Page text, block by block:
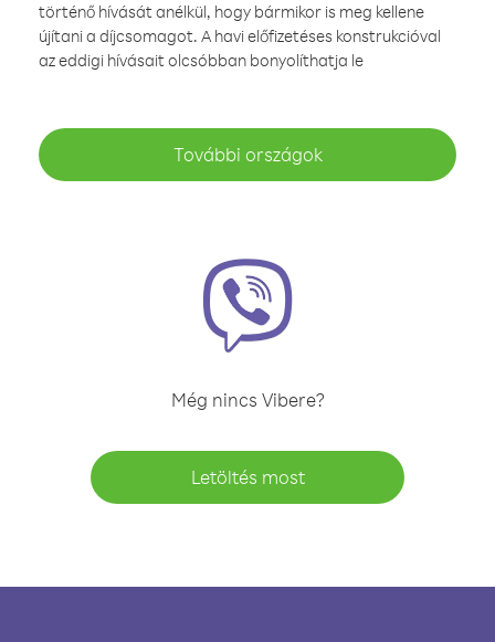
történő hívását anélkül, hogy bármikor is meg kellene
újítani a díjcsomagot. A havi előfizetéses konstrukcióval
az eddigi hívásait olcsóbban bonyolíthatja le
További országok
Még nincs Vibere?
Letöltés most